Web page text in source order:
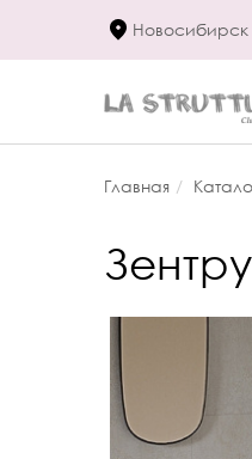
Новосибирск
Главная